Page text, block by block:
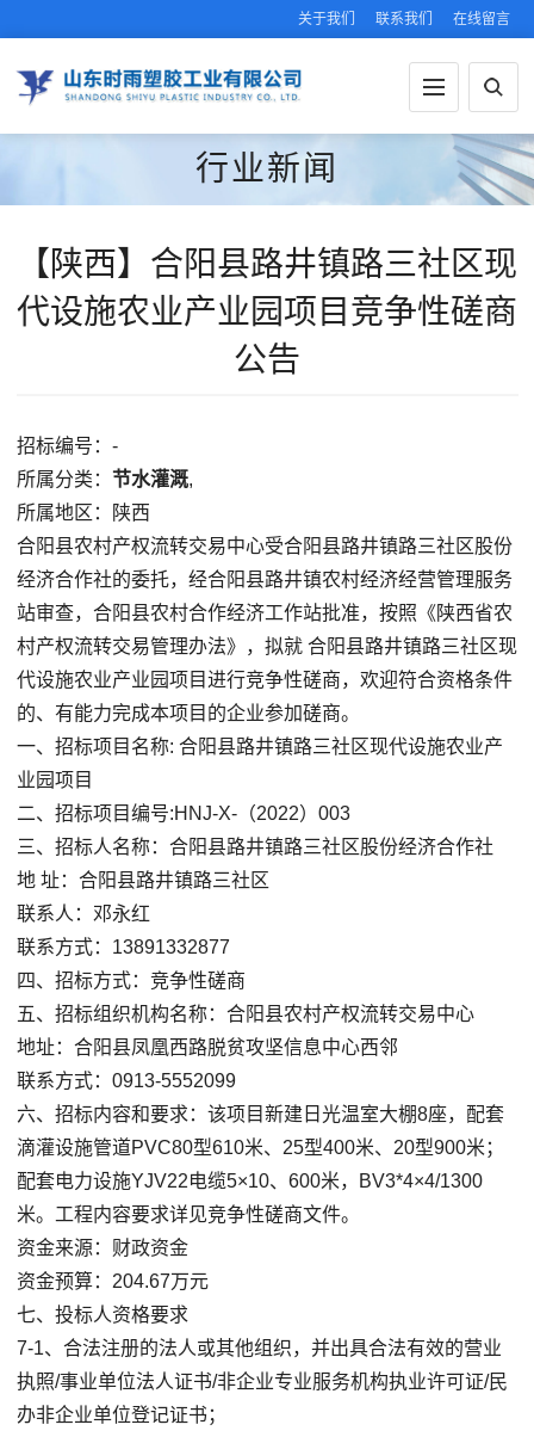
关于我们 联系我们 在线留言
行业新闻
【陕西】合阳县路井镇路三社区现
代设施农业产业园项目竞争性磋商
公告
招标编号：-
所属分类： 节水灌溉,
所属地区：陕西
合阳县农村产权流转交易中心受合阳县路井镇路三社区股份
经济合作社的委托，经合阳县路井镇农村经济经营管理服务
站审查，合阳县农村合作经济工作站批准，按照《陕西省农
村产权流转交易管理办法》，拟就 合阳县路井镇路三社区现
代设施农业产业园项目进行竞争性磋商，欢迎符合资格条件
的、有能力完成本项目的企业参加磋商。
一、招标项目名称: 合阳县路井镇路三社区现代设施农业产
业园项目
二、招标项目编号:HNJ-X-（2022）003
三、招标人名称：合阳县路井镇路三社区股份经济合作社
地 址：合阳县路井镇路三社区
联系人：邓永红
联系方式：13891332877
四、招标方式：竞争性磋商
五、招标组织机构名称：合阳县农村产权流转交易中心
地址：合阳县凤凰西路脱贫攻坚信息中心西邻
联系方式：0913-5552099
六、招标内容和要求：该项目新建日光温室大棚8座，配套
滴灌设施管道PVC80型610米、25型400米、20型900米；
配套电力设施YJV22电缆5×10、600米，BV3*4×4/1300
米。工程内容要求详见竞争性磋商文件。
资金来源：财政资金
资金预算：204.67万元
七、投标人资格要求
7-1、合法注册的法人或其他组织，并出具合法有效的营业
执照/事业单位法人证书/非企业专业服务机构执业许可证/民
办非企业单位登记证书；